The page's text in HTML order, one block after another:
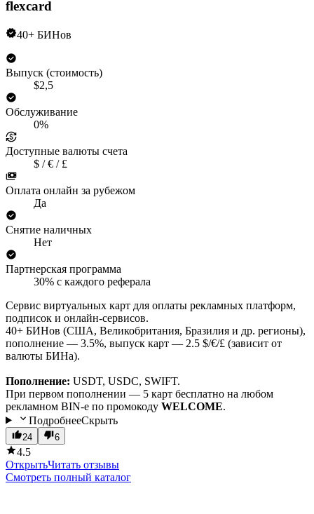
flexcard
40+ БИНов
Выпуск (стоимость)
$2,5
Обслуживание
0%
Доступные валюты счета
$ / € / £
Оплата онлайн за рубежом
Да
Снятие наличных
Нет
Партнерская программа
30% с каждого реферала
Сервис виртуальных карт для оплаты рекламных платформ,
подписок и онлайн-сервисов.
40+ БИНов (США, Великобритания, Бразилия и др. регионы),
пополнение — 3.5%, выпуск карт — 2.5 $/€/£ (зависит от
валюты БИНа).
Пополнение: USDT, USDC, SWIFT.
При первом пополнении — 5 карт бесплатно на любом
рекламном BIN-е по промокоду WELCOME.
ПодробнееСкрыть
24 6
4.5
ОткрытьЧитать отзывы
Смотреть полный каталог